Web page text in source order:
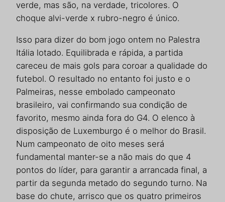
verde, mas são, na verdade, tricolores. O
choque alvi-verde x rubro-negro é único.
Isso para dizer do bom jogo ontem no Palestra
Itália lotado. Equilibrada e rápida, a partida
careceu de mais gols para coroar a qualidade do
futebol. O resultado no entanto foi justo e o
Palmeiras, nesse embolado campeonato
brasileiro, vai confirmando sua condição de
favorito, mesmo ainda fora do G4. O elenco à
disposição de Luxemburgo é o melhor do Brasil.
Num campeonato de oito meses será
fundamental manter-se a não mais do que 4
pontos do líder, para garantir a arrancada final, a
partir da segunda metado do segundo turno. Na
base do chute, arrisco que os quatro primeiros